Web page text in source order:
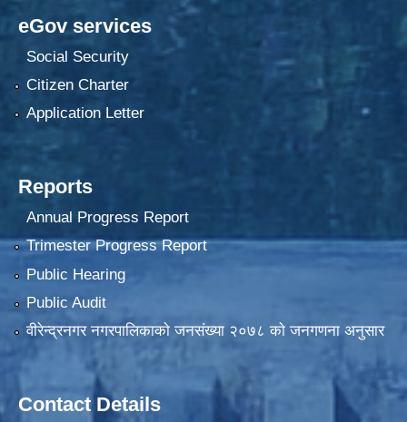
eGov services
Social Security
Citizen Charter
Application Letter
Reports
Annual Progress Report
Trimester Progress Report
Public Hearing
Public Audit
वीरेन्द्रनगर नगरपालिकाकाे जनसंख्या २०७८ काे जनगणना अनुसार
Contact Details